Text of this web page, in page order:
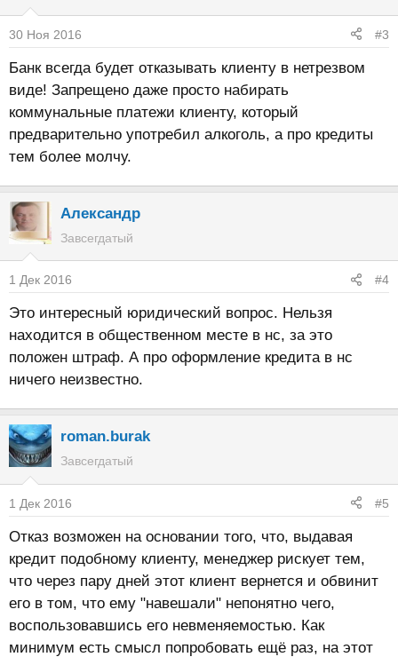
30 Ноя 2016 #3
Банк всегда будет отказывать клиенту в нетрезвом
виде! Запрещено даже просто набирать
коммунальные платежи клиенту, который
предварительно употребил алкоголь, а про кредиты
тем более молчу.
Александр
Завсегдатый
1 Дек 2016 #4
Это интересный юридический вопрос. Нельзя
находится в общественном месте в нс, за это
положен штраф. А про оформление кредита в нс
ничего неизвестно.
roman.burak
Завсегдатый
1 Дек 2016 #5
Отказ возможен на основании того, что, выдавая
кредит подобному клиенту, менеджер рискует тем,
что через пару дней этот клиент вернется и обвинит
его в том, что ему "навешали" непонятно чего,
воспользовавшись его невменяемостью. Как
минимум есть смысл попробовать ещё раз, на этот